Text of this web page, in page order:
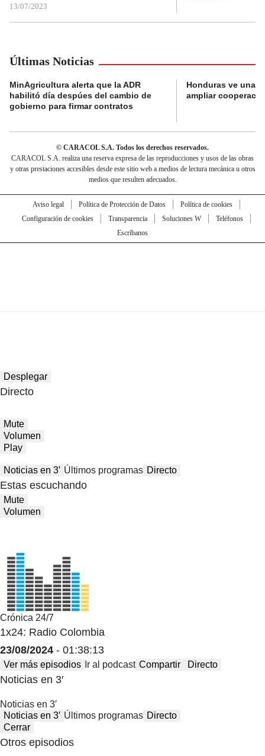
13/07/2023
Últimas Noticias
MinAgricultura alerta que la ADR
habilitó día despúes del cambio de
gobierno para firmar contratos
Honduras ve una
ampliar
© CARACOL S.A. Todos los derechos reservados.
CARACOL S.A. realiza una reserva expresa de las reproducciones y usos de las obras
y otras prestaciones accesibles desde este sitio web a medios de lectura mecánica u otros
medios que resulten adecuados.
Aviso legal Política de Protección de Datos
Política de cookies
Configuración de cookies
Transparencia Soluciones W
Teléfonos
Escríbanos
Desplegar
Directo
Mute
Volumen
Play
Noticias en 3′ Últimos programas Directo
Estas escuchando
Mute
Volumen
Crónica 24/7
1x24: Radio Colombia
23/08/2024 - 01:38:13
Ver más episodios Ir al podcast Compartir Directo
Noticias en 3′
Noticias en 3′
Noticias en 3′ Últimos programas Directo
Cerrar
Otros episodios